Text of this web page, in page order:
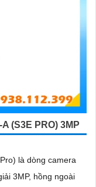
(S3E PRO) 3MP
là dòng camera
3MP, hồng ngoài